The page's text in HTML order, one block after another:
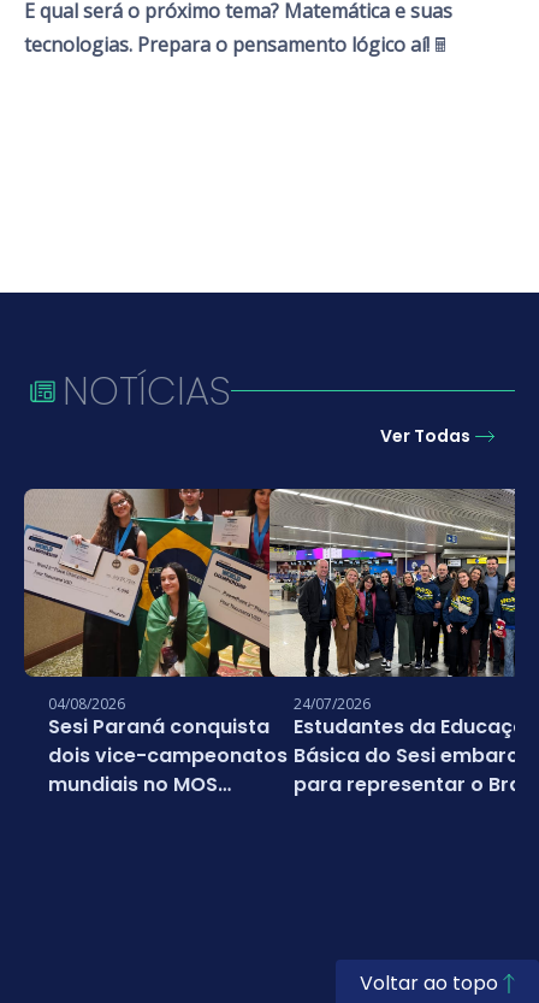
E qual será o próximo tema? Matemática e suas
tecnologias. Prepara o pensamento lógico aí! 🖩
NOTÍCIAS
Ver Todas
04/08/2026
Sesi Paraná conquista
dois vice-campeonatos
mundiais no MOS
24/07/2026
Estudantes da Educação
Básica do Sesi
para representar o
Voltar ao topo